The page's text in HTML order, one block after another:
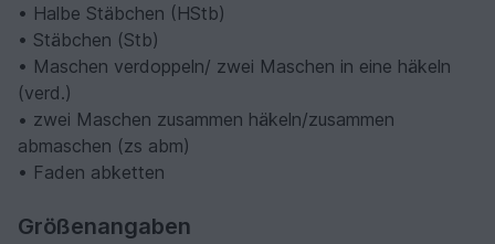
• Halbe Stäbchen (HStb)
• Stäbchen (Stb)
• Maschen verdoppeln/ zwei Maschen in eine häkeln
(verd.)
• zwei Maschen zusammen häkeln/zusammen
abmaschen (zs abm)
• Faden abketten
Größenangaben